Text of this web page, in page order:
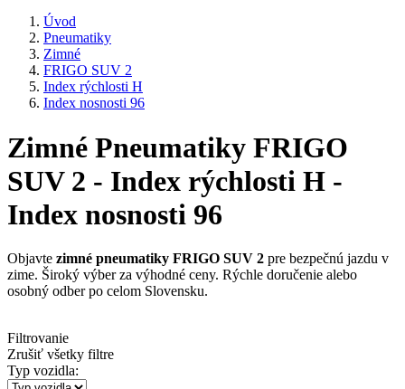
Úvod
Pneumatiky
Zimné
FRIGO SUV 2
Index rýchlosti H
Index nosnosti 96
Zimné Pneumatiky FRIGO
SUV 2 - Index rýchlosti H -
Index nosnosti 96
Objavte zimné pneumatiky FRIGO SUV 2 pre bezpečnú jazdu v
zime. Široký výber za výhodné ceny. Rýchle doručenie alebo
osobný odber po celom Slovensku.
Filtrovanie
Zrušiť všetky filtre
Typ vozidla: